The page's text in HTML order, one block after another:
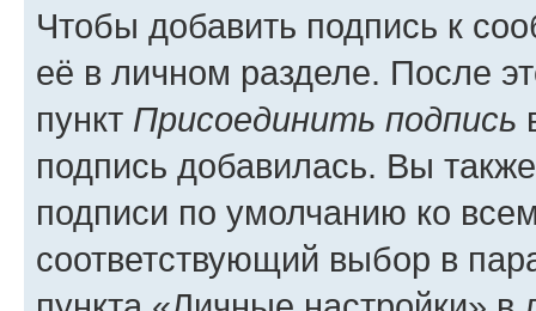
Чтобы добавить подпись к
её в личном разделе. После
пункт Присоединить подпись
подпись добавилась. Вы
подписи по умолчанию ко
соответствующий выбор в